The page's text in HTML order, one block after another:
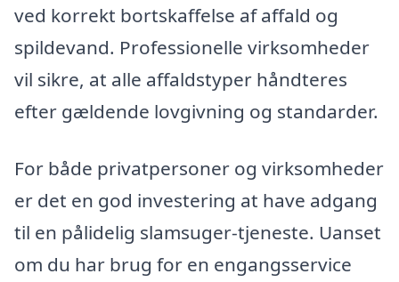
ved korrekt bortskaffelse af affald og
spildevand. Professionelle virksomheder
vil sikre, at alle affaldstyper håndteres
efter gældende lovgivning og standarder.
For både privatpersoner og virksomheder
er det en god investering at have adgang
til en pålidelig slamsuger-tjeneste. Uanset
om du har brug for en engangsservice